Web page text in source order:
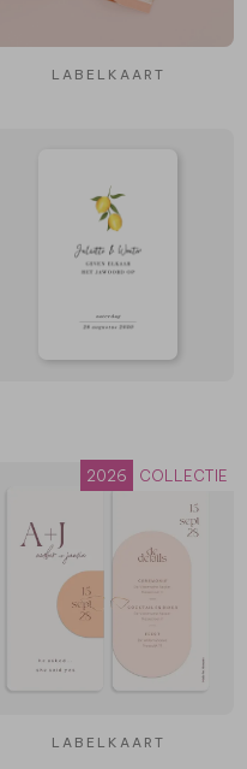
LABELKAART
LABELKAART
2026 COLLECTIE